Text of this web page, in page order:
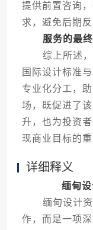
提供前置咨询
求，避免后期
服务的最
综上所述，
国际设计标准
专业化分工，
场，既促进了
升，也为投资
现商业目标的重
详细释义
缅甸
缅甸设计资
作，而是一项